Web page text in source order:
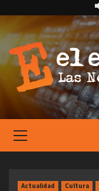
contenido
Menu
Actualidad Cultura